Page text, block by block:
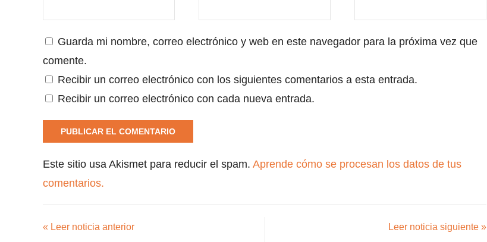
Guarda mi nombre, correo electrónico y web en este navegador para la próxima vez que
comente.
Recibir un correo electrónico con los siguientes comentarios a esta entrada.
Recibir un correo electrónico con cada nueva entrada.
Este sitio usa Akismet para reducir el spam. Aprende cómo se procesan los datos de tus
comentarios.
« Leer noticia anterior Leer noticia siguiente »